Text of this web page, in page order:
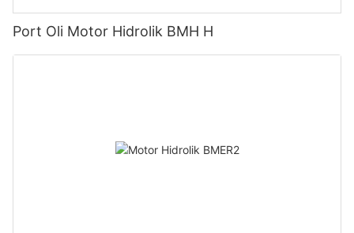
Port Oli Motor Hidrolik BMH H